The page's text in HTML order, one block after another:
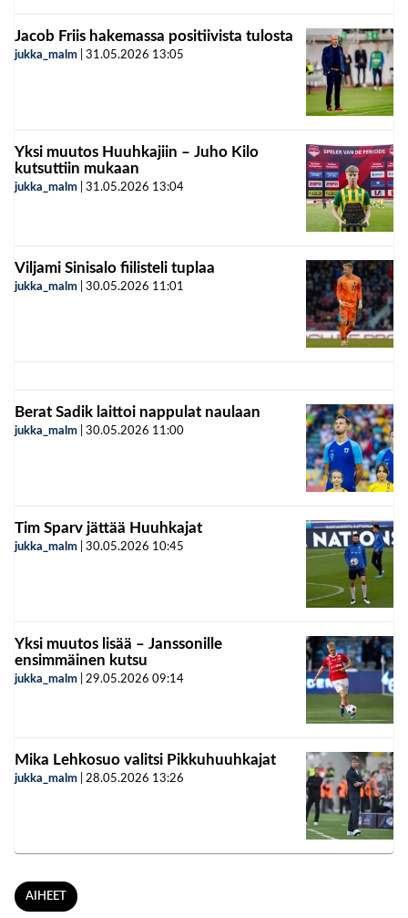
Jacob Friis hakemassa positiivista tulosta
jukka_malm 31.05.2026 13:05
Yksi muutos Huuhkajiin – Juho Kilo
kutsuttiin mukaan
jukka_malm 31.05.2026 13:04
Viljami Sinisalo fiilisteli tuplaa
jukka_malm 30.05.2026 11:01
Berat Sadik laittoi nappulat naulaan
jukka_malm 30.05.2026 11:00
Tim Sparv jättää Huuhkajat
jukka_malm 30.05.2026 10:45
Yksi muutos lisää – Janssonille
ensimmäinen kutsu
jukka_malm 29.05.2026 09:14
Mika Lehkosuo valitsi Pikkuhuuhkajat
jukka_malm 28.05.2026 13:26
AIHEET